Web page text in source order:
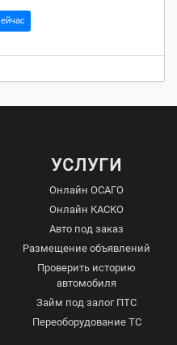
УСЛУГИ
Онлайн ОСАГО
Онлайн КАСКО
Авто под заказ
Размещение объявлений
Проверить историю
автомобиля
Займ под залог ПТС
Переоборудование ТС